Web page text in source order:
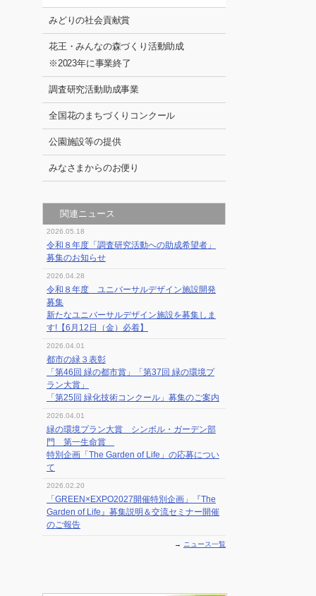
みどりの社会貢献賞
花王・みんなの森づくり活動助成
※2023年に事業終了
調査研究活動助成事業
全国花のまちづくりコンクール
公園施設等の提供
みなさまからのお便り
関連ニュース
2026.05.18
令和８年度「調査研究活動への助成希望者」
募集のお知らせ
2026.04.28
令和８年度 ユニバーサルデザイン施設開発
募集
新たなユニバーサルデザイン施設を募集しま
す!【6月12日（金）必着】
2026.04.01
都市の緑３表彰
「第46回 緑の都市賞」「第37回 緑の環境プ
ラン大賞」
「第25回 緑化技術コンクール」募集のご案内
2026.04.01
緑の環境プラン大賞 シンボル・ガーデン部
門 第一生命賞
特別企画「The Garden of Life」の応募につい
て
2026.02.20
「GREEN×EXPO2027開催特別企画」『The
Garden of Life』募集説明＆交流セミナー開催
のご報告
→ ニュース一覧